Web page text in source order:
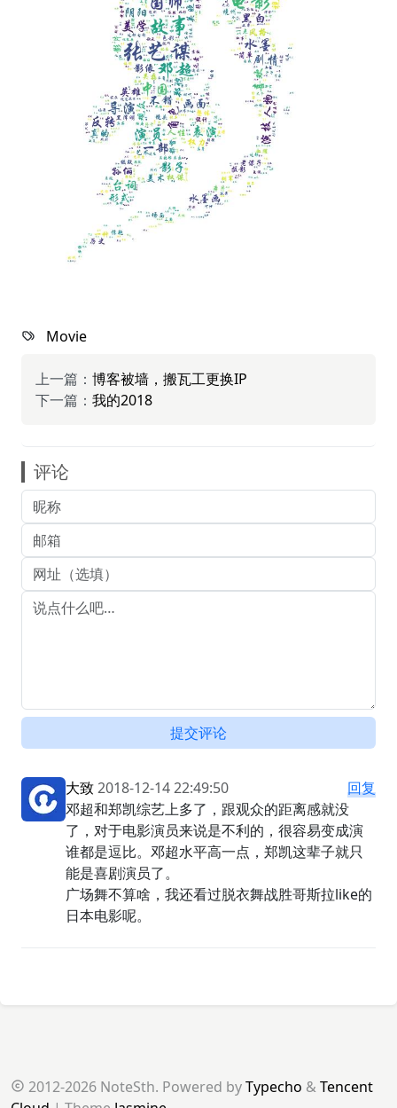
Movie
上一篇： 博客被墙，搬瓦工更换IP
下一篇： 我的2018
评论
提交评论
大致2018-12-14 22:49:50
回复
邓超和郑凯综艺上多了，跟观众的距离感就没
了，对于电影演员来说是不利的，很容易变成演
谁都是逗比。邓超水平高一点，郑凯这辈子就只
能是喜剧演员了。
广场舞不算啥，我还看过脱衣舞战胜哥斯拉like的
日本电影呢。
2012-2026 NoteSth. Powered byTypecho &Tencent